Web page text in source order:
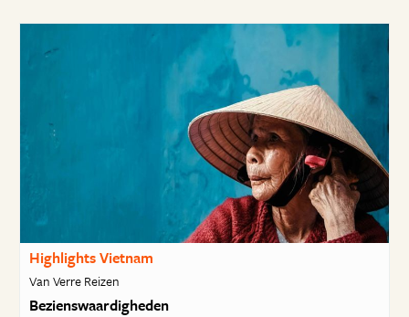
Highlights Vietnam
Van Verre Reizen
Bezienswaardigheden